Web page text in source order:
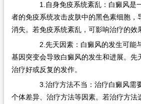
1.自身免疫系统紊乱：白癜风是
者的免疫系统攻击皮肤中的黑色素细胞，
消失。若免疫系统紊乱，可影响治疗的效
2.先天因素：白癜风的发生可能
基因突变会导致白癜风的发生和进展。先
治疗好或反复的发作。
3.治疗方法不当：治疗白癜风需
个体差异、治疗方法等因素。若治疗方法